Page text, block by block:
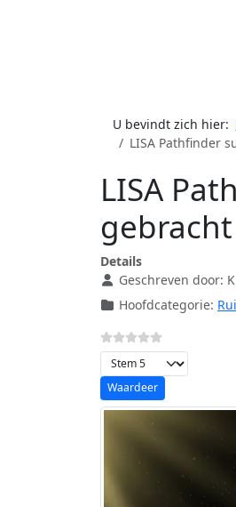
U bevindt zich hier:
LISA Pathfinder
LISA
gebracht
Details
Geschreven door:
Hoofdcategorie:
Voeg waardering toe